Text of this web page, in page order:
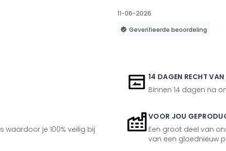
11-06-2026
Geverifieerde beoordeling
14 DAGEN RECHT VAN
Binnen 14 dagen na
je 100% veilig bij
VOOR JOU
Een groot deel van
van een gloednieuw